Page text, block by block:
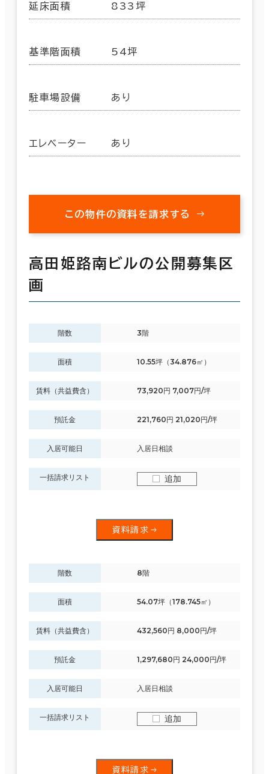
延床面積 833坪
基準階面積 54坪
駐車場設備 あり
エレベーター あり
この物件の資料を請求する
高田姫路南ビルの公開募集区
画
階数 3階
面積 10.55坪（34.876㎡）
賃料（共益費含） 73,920円 7,007円/坪
預託金 221,760円 21,020円/坪
入居可能日 入居日相談
一括請求リスト 追加
資料請求
階数 8階
面積 54.07坪（178.745㎡）
賃料（共益費含） 432,560円 8,000円/坪
預託金 1,297,680円 24,000円/坪
入居可能日 入居日相談
一括請求リスト 追加
資料請求